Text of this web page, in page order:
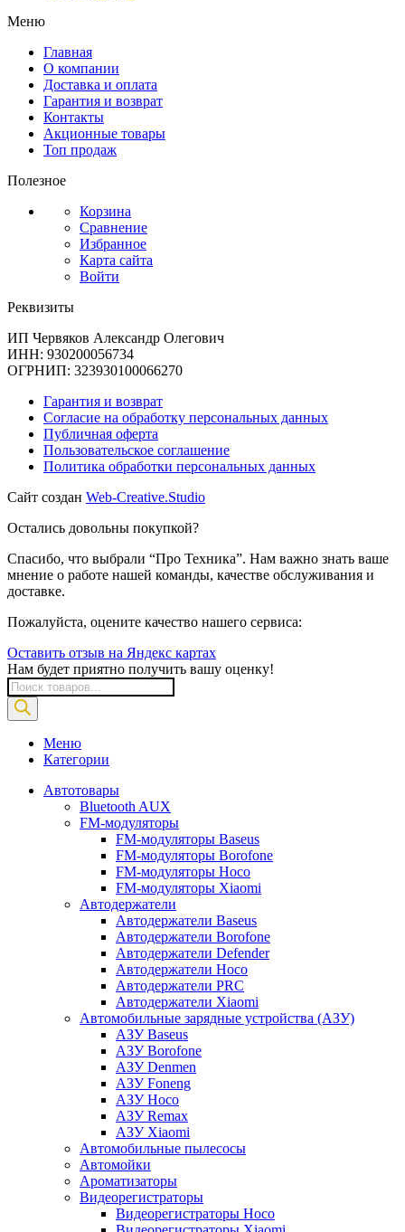
Меню
Главная
О компании
Доставка и оплата
Гарантия и возврат
Контакты
Акционные товары
Топ продаж
Полезное
Корзина
Сравнение
Избранное
Карта сайта
Войти
Реквизиты
ИП Червяков Александр Олегович
ИНН: 930200056734
ОГРНИП: 323930100066270
Гарантия и возврат
Согласие на обработку персональных данных
Публичная оферта
Пользовательское соглашение
Политика обработки персональных данных
Сайт создан Web-Creative.Studio
Остались довольны покупкой?
Спасибо, что выбрали “Про Техника”. Нам важно знать ваше
мнение о работе нашей команды, качестве обслуживания и
доставке.
Пожалуйста, оцените качество нашего сервиса:
Оставить отзыв на Яндекс картах
Нам будет приятно получить вашу оценку!
Поиск
товаров
Меню
Категории
Автотовары
Bluetooth AUX
FM-модуляторы
FM-модуляторы Baseus
FM-модуляторы Borofone
FM-модуляторы Hoco
FM-модуляторы Xiaomi
Автодержатели
Автодержатели Baseus
Автодержатели Borofone
Автодержатели Defender
Автодержатели Hoco
Автодержатели PRC
Автодержатели Xiaomi
Автомобильные зарядные устройства (АЗУ)
АЗУ Baseus
АЗУ Borofone
АЗУ Denmen
АЗУ Foneng
АЗУ Hoco
АЗУ Remax
АЗУ Xiaomi
Автомобильные пылесосы
Автомойки
Ароматизаторы
Видеорегистраторы
Видеорегистраторы Hoco